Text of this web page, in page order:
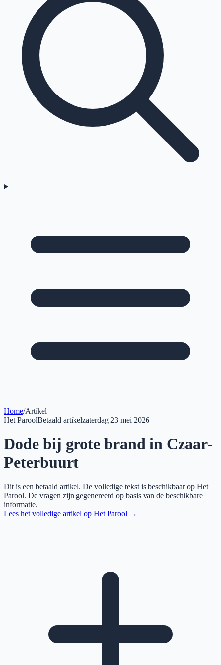
Home/Artikel
Het ParoolBetaald artikelzaterdag 23 mei 2026
Dode bij grote brand in Czaar-
Peterbuurt
Dit is een betaald artikel. De volledige tekst is beschikbaar op Het
Parool. De vragen zijn gegenereerd op basis van de beschikbare
informatie.
Lees het volledige artikel op Het Parool →